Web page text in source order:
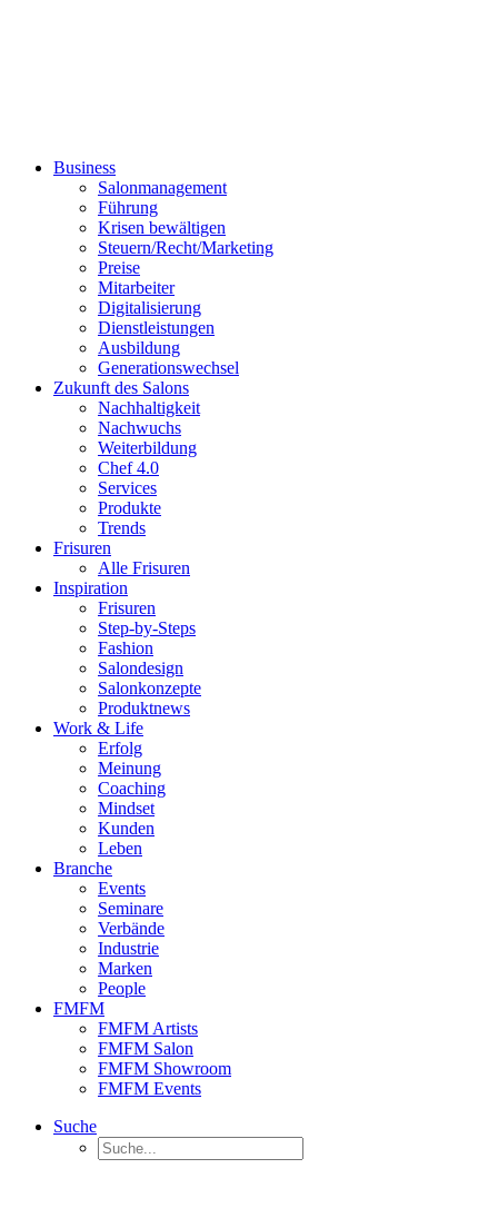
Business
Salonmanagement
Führung
Krisen bewältigen
Steuern/Recht/Marketing
Preise
Mitarbeiter
Digitalisierung
Dienstleistungen
Ausbildung
Generationswechsel
Zukunft des Salons
Nachhaltigkeit
Nachwuchs
Weiterbildung
Chef 4.0
Services
Produkte
Trends
Frisuren
Alle Frisuren
Inspiration
Frisuren
Step-by-Steps
Fashion
Salondesign
Salonkonzepte
Produktnews
Work & Life
Erfolg
Meinung
Coaching
Mindset
Kunden
Leben
Branche
Events
Seminare
Verbände
Industrie
Marken
People
FMFM
FMFM Artists
FMFM Salon
FMFM Showroom
FMFM Events
Suche